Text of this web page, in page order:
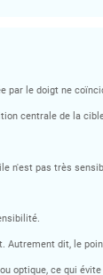
par le doigt ne
centrale de la
n'est pas très
Autrement dit, le
optique, ce qui